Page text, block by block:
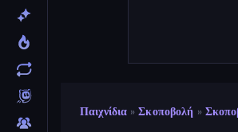
Παιχνίδια » Σκοποβολή »